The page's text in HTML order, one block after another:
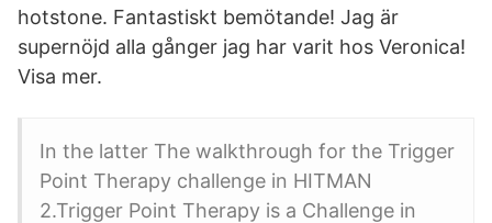
hotstone. Fantastiskt bemötande! Jag är
supernöjd alla gånger jag har varit hos Veronica!
Visa mer.
In the latter The walkthrough for the Trigger
Point Therapy challenge in HITMAN
2.Trigger Point Therapy is a Challenge in